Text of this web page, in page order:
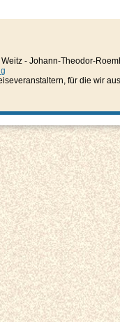
- Johann-Theodor-
für die wir